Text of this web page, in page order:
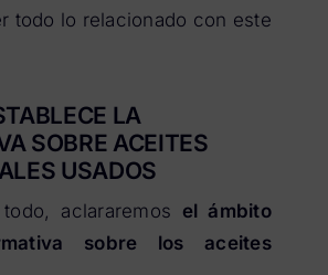
todo lo relacionado con este
LA
SOBRE ACEITES
USADOS
aclararemos el ámbito
sobre los aceites